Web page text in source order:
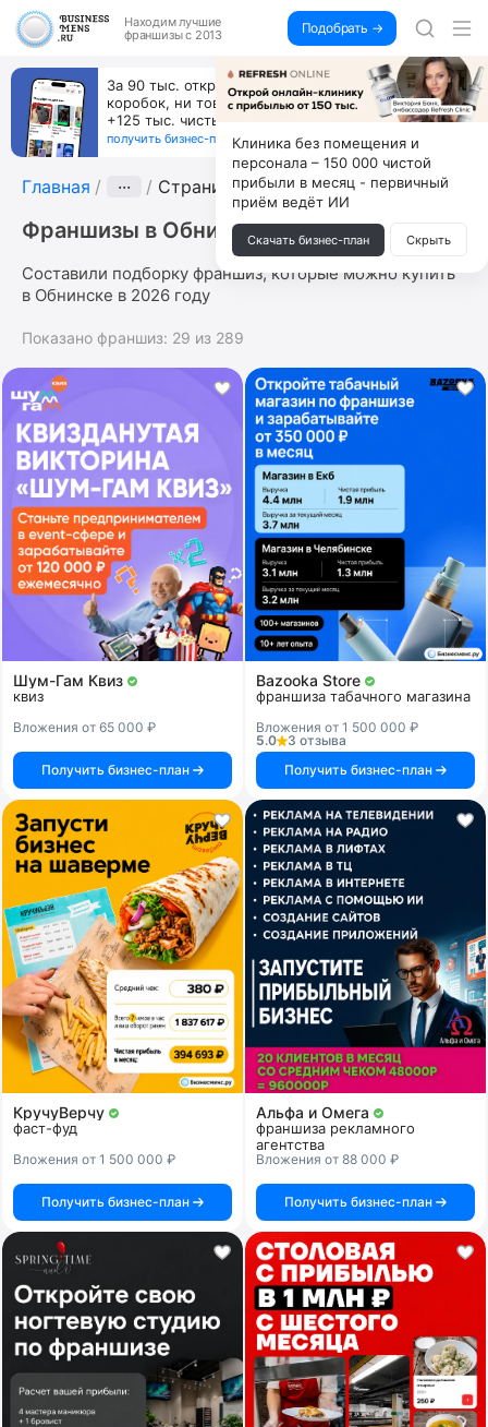
Находим лучшие
франшизы с 2013
Подобрать →
За 90 тыс. открой магазин на Авито, дома ни
коробок, ни товара, ни склада, зато каждый месяц
+125 тыс. чистыми
получить бизнес-план ↓
Главная ··· Страница 8
Франшизы в Обнинске
Составили подборку франшиз, которые можно купить
в Обнинске в 2026 году
Показано франшиз: 29 из 289
Шум-Гам Квиз
квиз
Вложения от 65 000 ₽
Получить бизнес-план
Bazooka Store
франшиза табачного магазина
Вложения от 1 500 000 ₽
5.0
3 отзыва
Получить бизнес-план
КручуВерчу
фаст-фуд
Вложения от 1 500 000 ₽
Получить бизнес-план
Альфа и Омега
франшиза рекламного
агентства
Вложения от 88 000 ₽
Получить бизнес-план
Клиника без помещения и
персонала – 150 000 чистой
прибыли в месяц - первичный
приём ведёт ИИ
Скачать бизнес-план Скрыть